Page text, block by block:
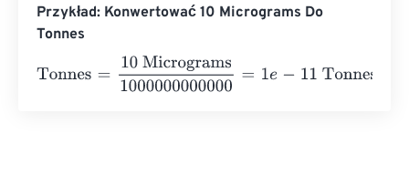
Przykład: Konwertować 10 Micrograms Do
Tonnes
Tonnes
10 Micrograms1000000000000=1 e-11